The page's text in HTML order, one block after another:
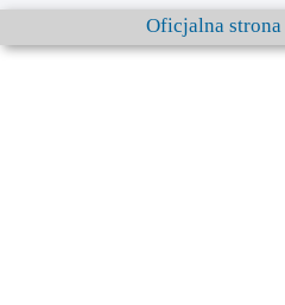
Oficjalna strona